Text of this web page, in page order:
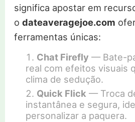
significa apostar em
o dateaveragejoe.com
ferramentas únicas:
Chat Firefly — Bate-
real com efeitos visuais
clima de sedução.
Quick Flick — Troca
instantânea e segura,
personalizar a paquera.